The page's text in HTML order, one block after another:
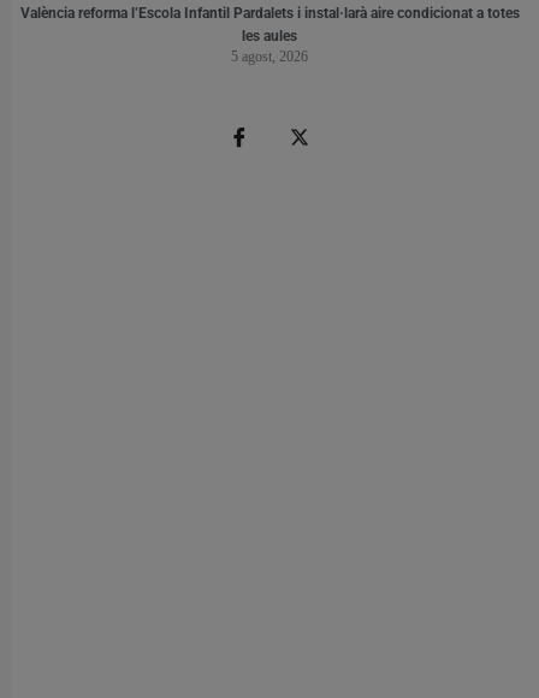
València reforma l’Escola Infantil Pardalets i instal·larà aire condicionat a totes
les aules
5 agost, 2026